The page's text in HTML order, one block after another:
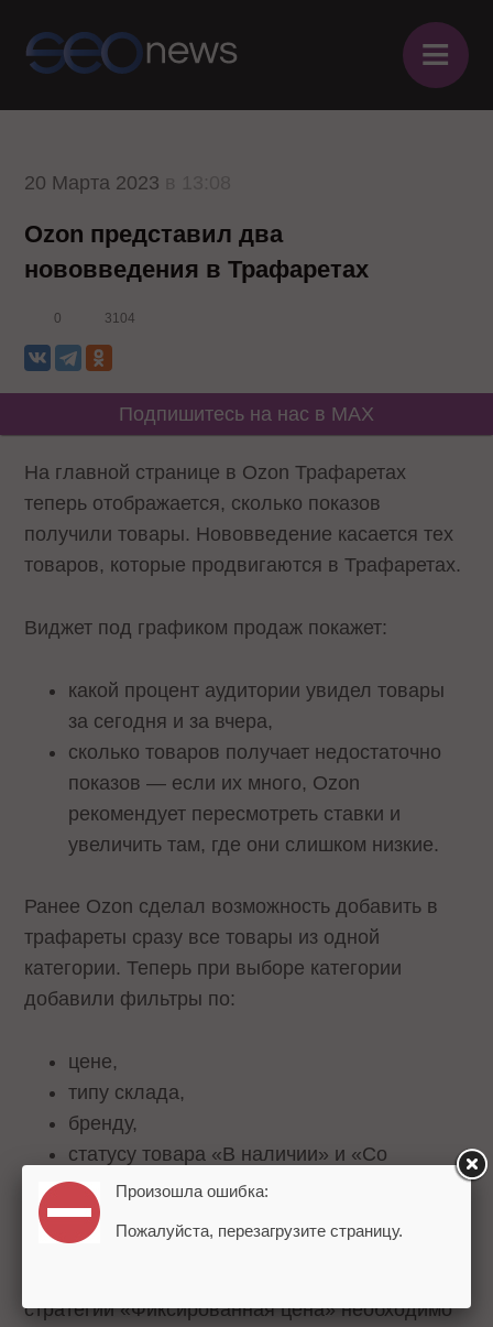
≡
20 Марта 2023
Ozon представил два
нововведения в Трафаретах
0 3104
Подпишитесь на нас в MAX
На главной странице в Ozon Трафаретах
теперь отображается, сколько показов
получили товары. Нововведение касается тех
товаров, которые продвигаются в Трафаретах.
Виджет под графиком продаж покажет:
какой процент аудитории увидел товары
за сегодня и за вчера,
сколько товаров получает недостаточно
показов — если их много, Ozon
рекомендует пересмотреть ставки и
увеличить там, где они слишком низкие.
Ранее Ozon сделал возможность добавить в
трафареты сразу все товары из одной
категории. Теперь при выборе категории
добавили фильтры по:
цене,
типу склада,
бренду,
статусу товара «В наличии» и «Со
скидкой».
Для стратегии «Максимальный охват» выбор
стратегии «Фиксированная цена» необходимо
Произошла ошибка:
Пожалуйста, перезагрузите страницу.